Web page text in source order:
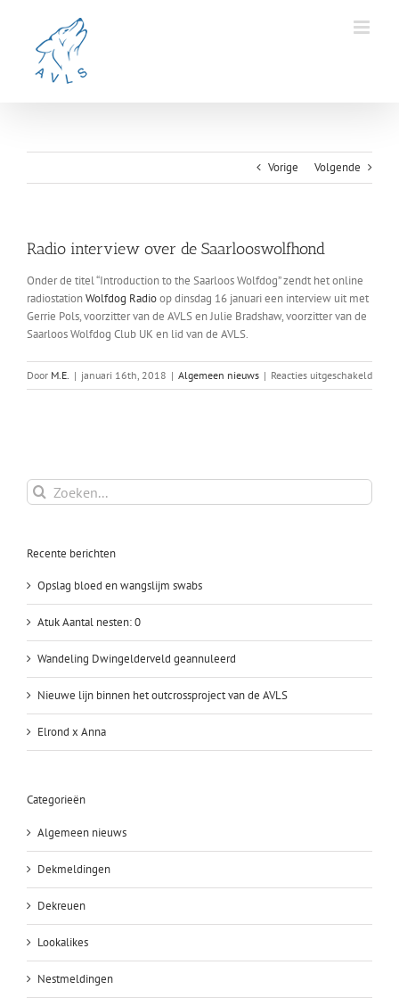
Vorige Volgende
Radio interview over de Saarlooswolfhond
Onder de titel “Introduction to the Saarloos Wolfdog” zendt het online
radiostationWolfdog Radioop dinsdag 16 januari een interview uit met
Gerrie Pols, voorzitter van de AVLS en Julie Bradshaw, voorzitter van de
Saarloos Wolfdog Club UK en lid van de AVLS.
Door M.E. | januari 16th, 2018 | Algemeen nieuws | Reacties uitgeschakeldvoor
Radio
Zoeken
naar:
Recente berichten
Opslag bloed en wangslijm swabs
Atuk Aantal nesten: 0
Wandeling Dwingelderveld geannuleerd
Nieuwe lijn binnen het outcrossproject van de AVLS
Elrond x Anna
Categorieën
Algemeen nieuws
Dekmeldingen
Dekreuen
Lookalikes
Nestmeldingen